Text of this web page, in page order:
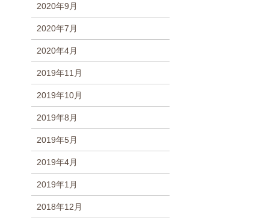
2020年9月
2020年7月
2020年4月
2019年11月
2019年10月
2019年8月
2019年5月
2019年4月
2019年1月
2018年12月